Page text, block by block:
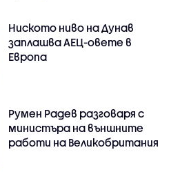
Ниското ниво на Дунав
заплашва АЕЦ-овете в
Европа
Румен Радев разговаря с
министъра на външните
работи на Великобритания